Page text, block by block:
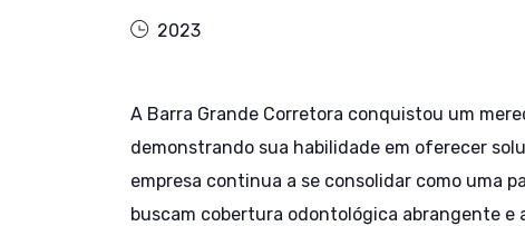
2023
A Barra Grande Corretora conquistou um
demonstrando sua habilidade em oferecer
empresa continua a se consolidar como uma
buscam cobertura odontológica abrangente e